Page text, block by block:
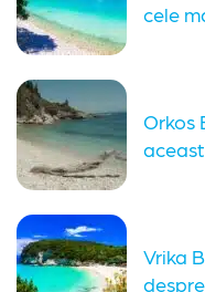
cele
Orkos
Vrika